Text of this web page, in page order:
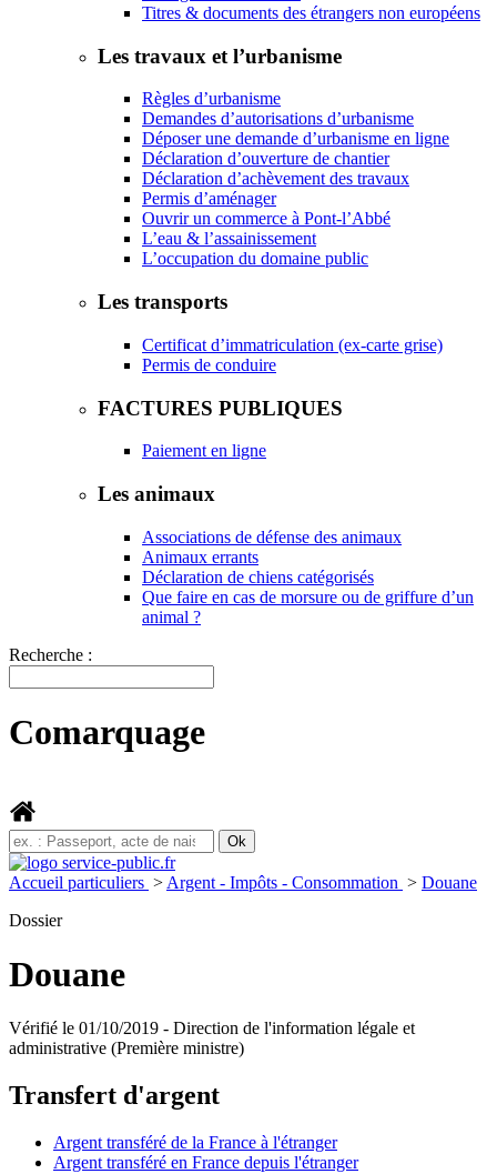
Titres & documents des étrangers non européens
Les travaux et l’urbanisme
Règles d’urbanisme
Demandes d’autorisations d’urbanisme
Déposer une demande d’urbanisme en ligne
Déclaration d’ouverture de chantier
Déclaration d’achèvement des travaux
Permis d’aménager
Ouvrir un commerce à Pont-l’Abbé
L’eau & l’assainissement
L’occupation du domaine public
Les transports
Certificat d’immatriculation (ex-carte grise)
Permis de conduire
FACTURES PUBLIQUES
Paiement en ligne
Les animaux
Associations de défense des animaux
Animaux errants
Déclaration de chiens catégorisés
Que faire en cas de morsure ou de griffure d’un
animal ?
Recherche :
Comarquage
Accueil particuliers > Argent - Impôts - Consommation > Douane
Dossier
Douane
Vérifié le 01/10/2019 - Direction de l'information légale et
administrative (Première ministre)
Transfert d'argent
Argent transféré de la France à l'étranger
Argent transféré en France depuis l'étranger